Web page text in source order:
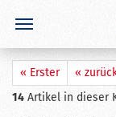
« Erster «
14 Artikel in dieser
GERADE GEKAUFT
Laucha
Schlauch für DDR
Ausblenden